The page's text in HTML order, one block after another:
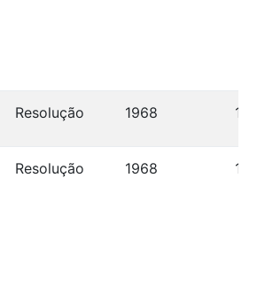
Resolução 1968 17/
Resolução 1968 17/